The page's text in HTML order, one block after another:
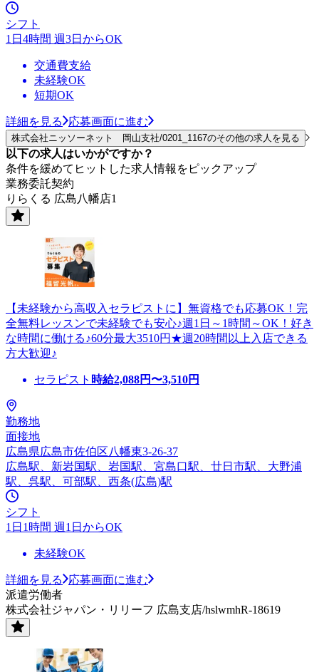
シフト
1日4時間 週3日からOK
交通費支給
未経験OK
短期OK
詳細を見る 応募画面に進む
株式会社ニッソーネット 岡山支社/0201_1167のその他の求人を見る
以下の求人はいかがですか？
条件を緩めてヒットした求人情報をピックアップ
業務委託契約
りらくる 広島八幡店1
【未経験から高収入セラピストに】無資格でも応募OK！完
全無料レッスンで未経験でも安心♪週1日～1時間～OK！好き
な時間に働ける♪60分最大3510円★週20時間以上入店できる
方大歓迎♪
セラピスト 時給2,088円〜3,510円
勤務地
面接地
広島県広島市佐伯区八幡東3-26-37
広島駅、新岩国駅、岩国駅、宮島口駅、廿日市駅、大野浦
駅、呉駅、可部駅、西条(広島)駅
シフト
1日1時間 週1日からOK
未経験OK
詳細を見る
応募画面に進む
派遣労働者
株式会社ジャパン・リリーフ 広島支店/hslwmhR-18619